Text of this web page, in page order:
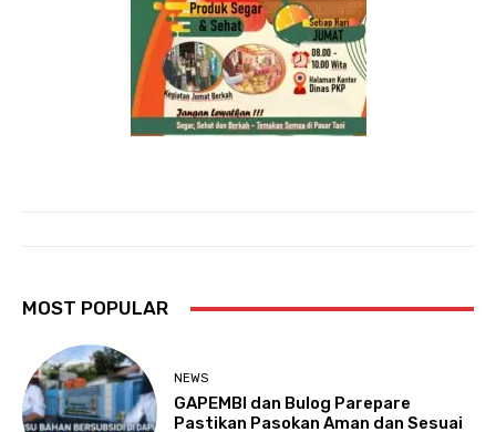
MOST POPULAR
NEWS
GAPEMBI dan Bulog Parepare
Pastikan Pasokan Aman dan Sesuai